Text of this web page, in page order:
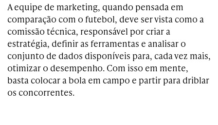
A equipe de marketing, quando pensada em
comparação com o futebol, deve ser vista como a
comissão técnica, responsável por criar a
estratégia, definir as ferramentas e analisar o
conjunto de dados disponíveis para, cada vez mais,
otimizar o desempenho. Com isso em mente,
basta colocar a bola em campo e partir para driblar
os concorrentes.